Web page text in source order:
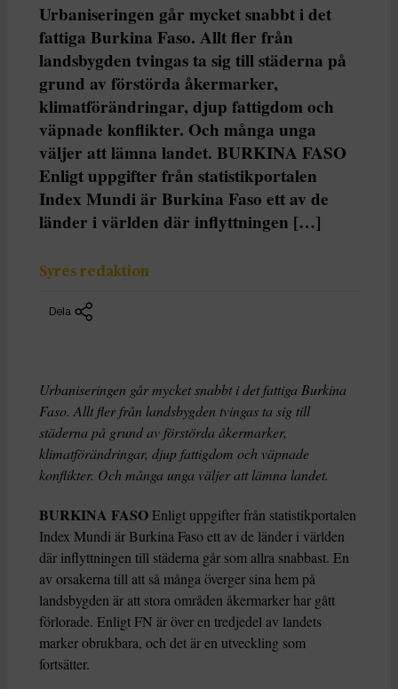
Urbaniseringen går mycket snabbt i det
fattiga Burkina Faso. Allt fler från
landsbygden tvingas ta sig till städerna på
grund av förstörda åkermarker,
klimatförändringar, djup fattigdom och
väpnade konflikter. Och många unga
väljer att lämna landet. BURKINA FASO
Enligt uppgifter från statistikportalen
Index Mundi är Burkina Faso ett av de
länder i världen där inflyttningen […]
Syres redaktion
Dela
Urbaniseringen går mycket snabbt i det fattiga Burkina
Faso. Allt fler från landsbygden tvingas ta sig till
städerna på grund av förstörda åkermarker,
klimatförändringar, djup fattigdom och väpnade
konflikter. Och många unga väljer att lämna landet.
BURKINA FASOEnligt uppgifter från statistikportalen
Index Mundi är Burkina Faso ett av de länder i världen
där inflyttningen till städerna går som allra snabbast. En
av orsakerna till att så många överger sina hem på
landsbygden är att stora områden åkermarker har gått
förlorade. Enligt FN är över en tredjedel av landets
marker obrukbara, och det är en utveckling som
fortsätter.